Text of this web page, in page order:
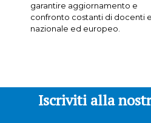
garantire aggiornamento e
confronto costanti di docenti
nazionale ed europeo.
Iscriviti alla